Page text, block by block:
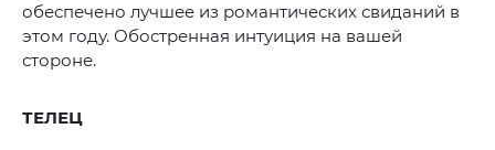
обеспечено лучшее из романтических свиданий в
этом году. Обостренная интуиция на вашей
стороне.
ТЕЛЕЦ